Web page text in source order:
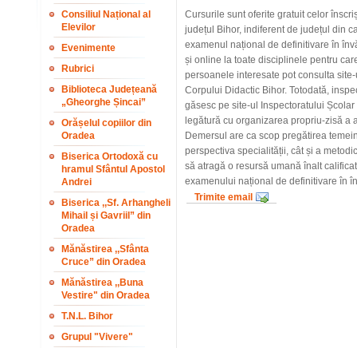
Consiliul Național al
Elevilor
Evenimente
Rubrici
Biblioteca Județeană
„Gheorghe Șincai”
Orășelul copiilor din
Oradea
Biserica Ortodoxă cu
hramul Sfântul Apostol
Andrei
Biserica ,,Sf. Arhangheli
Mihail și Gavriil” din
Oradea
Mănăstirea ,,Sfânta
Cruce” din Oradea
Mănăstirea ,,Buna
Vestire" din Oradea
T.N.L. Bihor
Grupul "Vivere"
Cursurile sunt oferite gratuit celor
județul Bihor, indiferent de județul din
examenul național de definitivare în
și online la toate disciplinele pentru
persoanele interesate pot consulta
Corpului Didactic Bihor. Totodată,
găsesc pe site-ul Inspectoratului
legătură cu organizarea propriu-zisă a
Demersul are ca scop pregătirea
perspectiva specialității, cât și a
să atragă o resursă umană înalt
examenului național de definitivare în
Trimite email